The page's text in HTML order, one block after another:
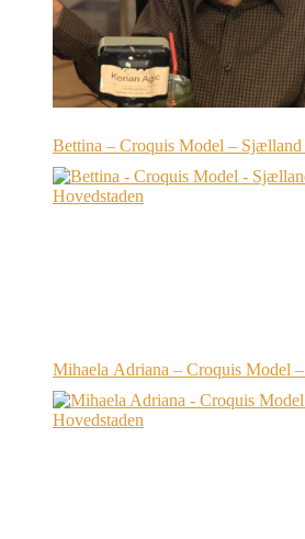
Bettina – Croquis Model – Sjælland
Mihaela Adriana – Croquis Model